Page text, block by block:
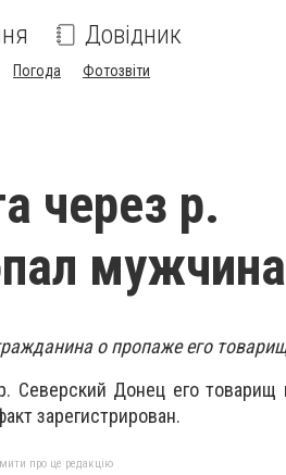
Довідник
Погода Фотозвіти
через р.
мужчина
о пропаже его
Северский Донец его товарищ
зарегистрирован.
про це редакцію